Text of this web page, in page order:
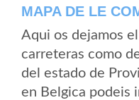
MAPA DE LE
Aqui os dejamos
carreteras como
del estado de
en Belgica podeis